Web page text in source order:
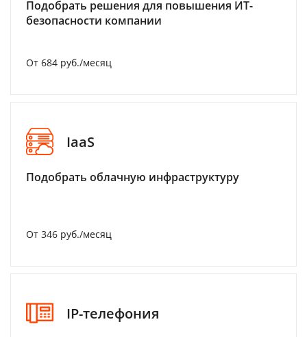
Подобрать решения для повышения ИТ-
безопасности компании
От 684 руб./месяц
IaaS
Подобрать облачную инфраструктуру
От 346 руб./месяц
IP-телефония